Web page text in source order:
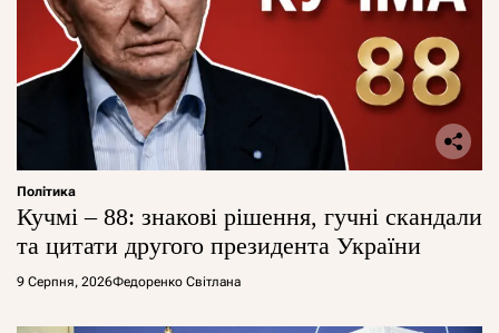
Політика
Кучмі – 88: знакові рішення, гучні скандали
та цитати другого президента України
9 Серпня, 2026Федоренко Світлана